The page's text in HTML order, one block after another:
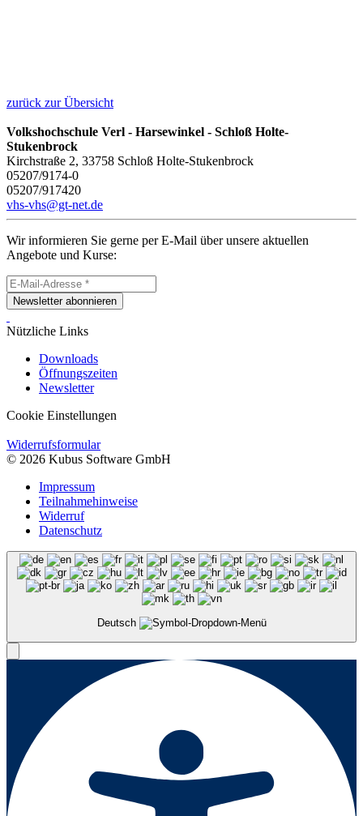
zurück zur Übersicht
Volkshochschule Verl - Harsewinkel - Schloß Holte-
Stukenbrock
Kirchstraße 2, 33758 Schloß Holte-Stukenbrock
05207/9174-0
05207/917420
vhs-vhs@gt-net.de
Wir informieren Sie gerne per E-Mail über unsere aktuellen
Angebote und Kurse:
Newsletter abonnieren
Nützliche Links
Downloads
Öffnungszeiten
Newsletter
Cookie Einstellungen
Widerrufsformular
© 2026 Kubus Software GmbH
Impressum
Teilnahmehinweise
Widerruf
Datenschutz
Deutsch